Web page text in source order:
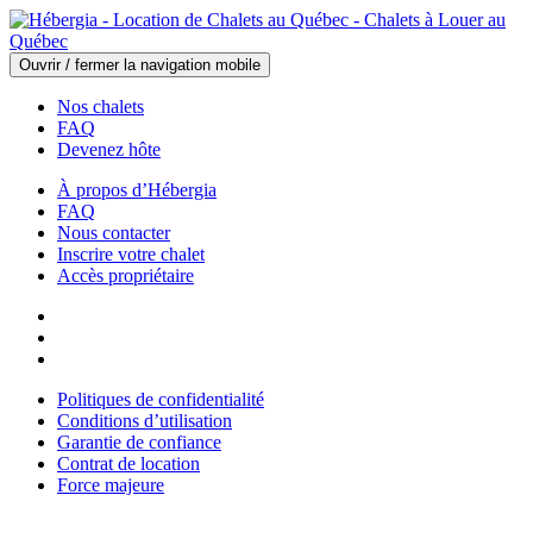
Ouvrir / fermer la navigation mobile
Nos chalets
FAQ
Devenez hôte
À propos d’Hébergia
FAQ
Nous contacter
Inscrire votre chalet
Accès propriétaire
Politiques de confidentialité
Conditions d’utilisation
Garantie de confiance
Contrat de location
Force majeure